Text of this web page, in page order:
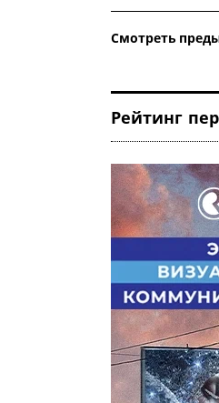
Смотреть